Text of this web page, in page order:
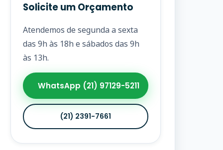
Solicite um Orçamento
Atendemos de segunda a sexta
das 9h às 18h e sábados das 9h
às 13h.
WhatsApp (21) 97129-5211
(21) 2391-7661